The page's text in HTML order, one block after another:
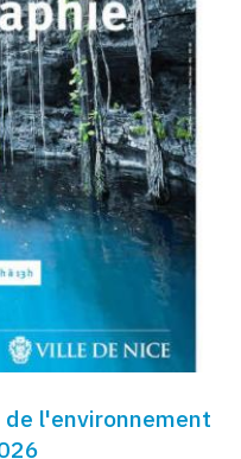
de l'environnement